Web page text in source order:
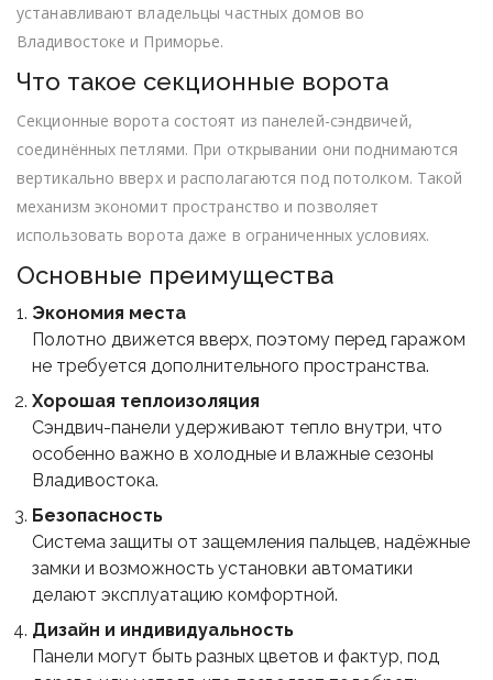
устанавливают владельцы частных домов во
Владивостоке и Приморье.
Что такое секционные ворота
Секционные ворота состоят из панелей-сэндвичей,
соединённых петлями. При открывании они поднимаются
вертикально вверх и располагаются под потолком. Такой
механизм экономит пространство и позволяет
использовать ворота даже в ограниченных условиях.
Основные преимущества
Экономия места
Полотно движется вверх, поэтому перед гаражом
не требуется дополнительного пространства.
Хорошая теплоизоляция
Сэндвич-панели удерживают тепло внутри, что
особенно важно в холодные и влажные сезоны
Владивостока.
Безопасность
Система защиты от защемления пальцев, надёжные
замки и возможность установки автоматики
делают эксплуатацию комфортной.
Дизайн и индивидуальность
Панели могут быть разных цветов и фактур, под